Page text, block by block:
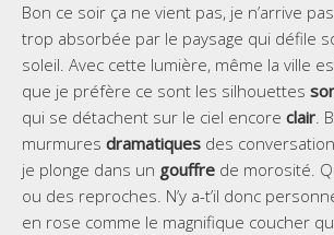
Bon ce soir ça ne vient pas, je n’arrive
trop absorbée par le paysage qui défile
soleil. Avec cette lumière, même la ville
que je préfère ce sont les silhouettes
qui se détachent sur le ciel encore clair.
murmures dramatiques des
je plonge dans un gouffre de morosité.
ou des reproches. N’y a-t’il donc
en rose comme le magnifique coucher